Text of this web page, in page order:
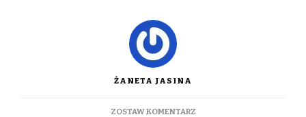
ŻANETA JASINA
ZOSTAW KOMENTARZDO